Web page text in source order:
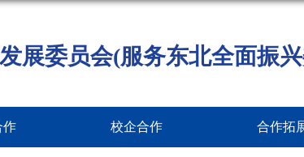
展委员会(服务东北全面振
作 校企合作 合作拓